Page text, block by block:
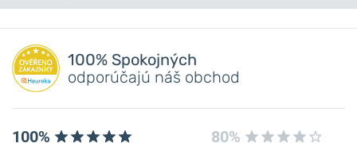
Máte otázku? Zanechajte nám komentár
Pridať dotaz
100% Spokojných
odporúčajú náš obchod
100% 80%